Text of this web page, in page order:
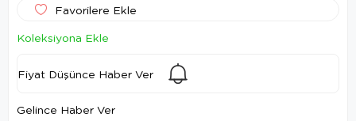
Favorilere Ekle
Koleksiyona Ekle
Fiyat Düşünce Haber Ver
Gelince Haber Ver